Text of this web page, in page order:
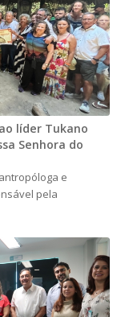
líder Tukano
Senhora do
e
pela